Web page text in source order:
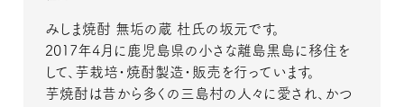
みしま焼酎 無垢の蔵 杜氏の坂元です。
2017年4月に鹿児島県の小さな離島黒島に移住を
して、芋栽培・焼酎製造・販売を行っています。
芋焼酎は昔から多くの三島村の人々に愛され、かつ